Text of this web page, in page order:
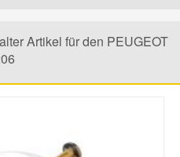
Artikel für den PEUGEOT